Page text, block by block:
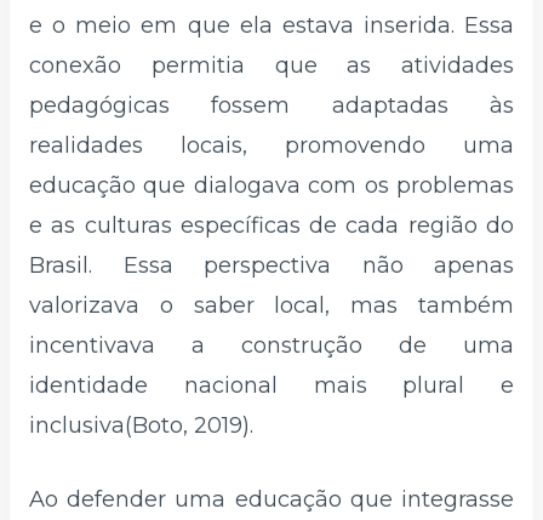
e o meio em que ela estava inserida. Essa
conexão permitia que as atividades
pedagógicas fossem adaptadas às
realidades locais, promovendo uma
educação que dialogava com os problemas
e as culturas específicas de cada região do
Brasil. Essa perspectiva não apenas
valorizava o saber local, mas também
incentivava a construção de uma
identidade nacional mais plural e
inclusiva(Boto, 2019).
Ao defender uma educação que integrasse